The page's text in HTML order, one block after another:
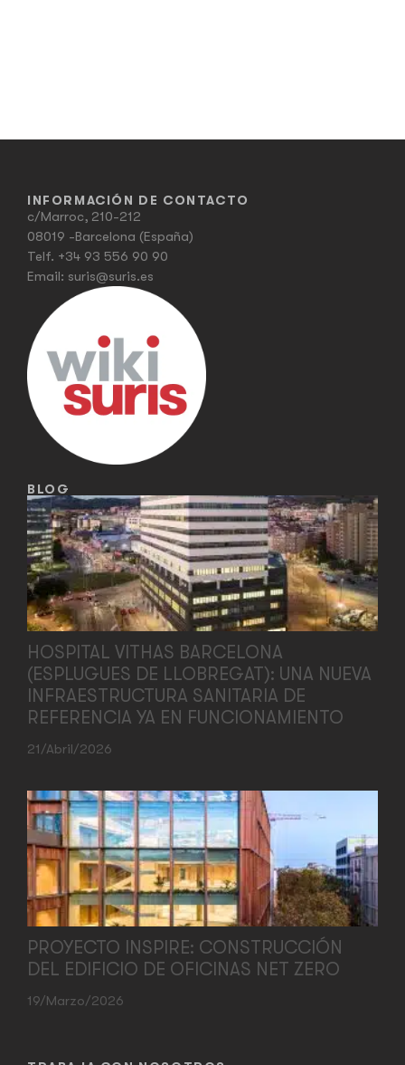
INFORMACIÓN DE CONTACTO
c/Marroc, 210-212
08019 -Barcelona (España)
Telf. +34 93 556 90 90
Email: suris@suris.es
BLOG
HOSPITAL VITHAS BARCELONA
(ESPLUGUES DE LLOBREGAT): UNA NUEVA
INFRAESTRUCTURA SANITARIA DE
REFERENCIA YA EN FUNCIONAMIENTO
21/abril/2026
PROYECTO INSPIRE: CONSTRUCCIÓN
DEL EDIFICIO DE OFICINAS NET ZERO
19/marzo/2026